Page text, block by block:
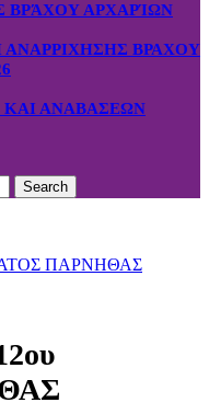
ΒΡΆΧΟΥ ΑΡΧΑΡΊΩΝ
ΒΡΑΧΟΥ
ΑΝΑΒΑΣΕΩΝ
ΠΑΡΝΗΘΑΣ